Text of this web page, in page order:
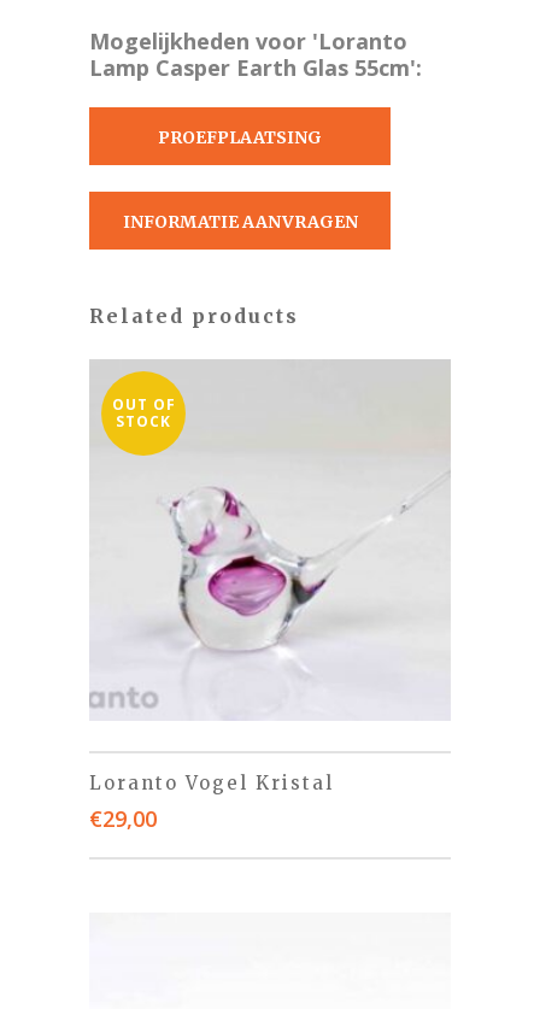
Mogelijkheden voor 'Loranto
Lamp Casper Earth Glas 55cm':
PROEFPLAATSING
INFORMATIE AANVRAGEN
Related products
OUT OF
STOCK
Loranto Vogel Kristal
€29,00